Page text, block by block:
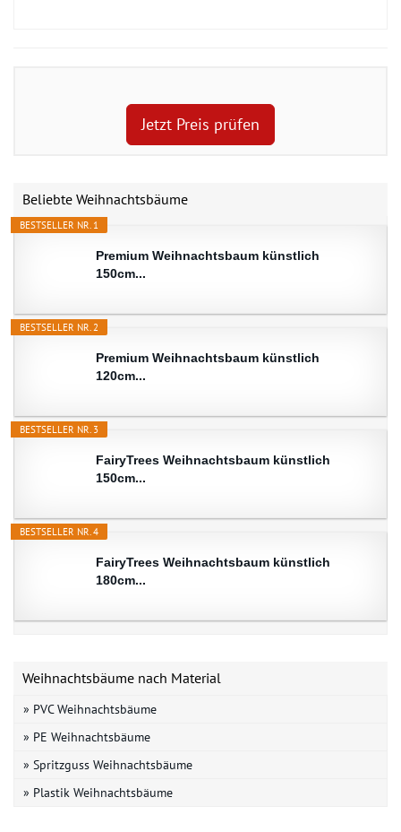
Jetzt Preis prüfen
Beliebte Weihnachtsbäume
BESTSELLER NR. 1
Premium Weihnachtsbaum künstlich
150cm...
BESTSELLER NR. 2
Premium Weihnachtsbaum künstlich
120cm...
BESTSELLER NR. 3
FairyTrees Weihnachtsbaum künstlich
150cm...
BESTSELLER NR. 4
FairyTrees Weihnachtsbaum künstlich
180cm...
Weihnachtsbäume nach Material
» PVC Weihnachtsbäume
» PE Weihnachtsbäume
» Spritzguss Weihnachtsbäume
» Plastik Weihnachtsbäume